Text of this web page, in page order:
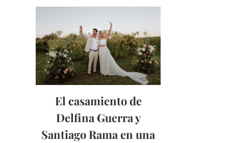
El casamiento de
Delfina Guerra y
Santiago Rama en una